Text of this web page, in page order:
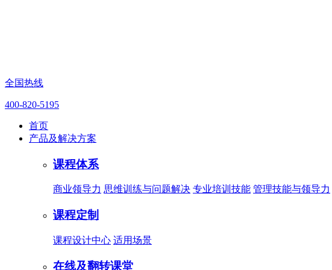
全国热线
400-820-5195
首页
产品及解决方案
课程体系
商业领导力 思维训练与问题解决 专业培训技能 管理技能与领导力
课程定制
课程设计中心 适用场景
在线及翻转课堂